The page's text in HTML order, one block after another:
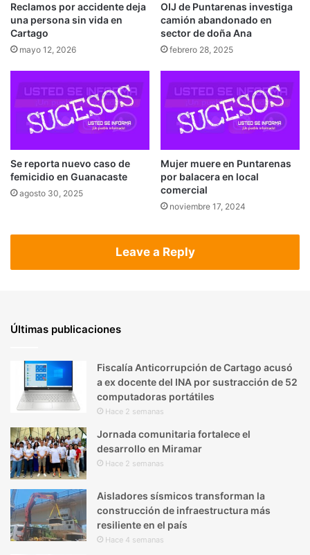
Reclamos por accidente deja
una persona sin vida en
Cartago
mayo 12, 2026
OIJ de Puntarenas investiga
camión abandonado en
sector de doña Ana
febrero 28, 2025
Se reporta nuevo caso de
femicidio en Guanacaste
agosto 30, 2025
Mujer muere en Puntarenas
por balacera en local
comercial
noviembre 17, 2024
Leave a Reply
Últimas publicaciones
Fiscalía Anticorrupción de Cartago acusó
a ex docente del INA por sustracción de 52
computadoras portátiles
Hace 2 semanas
Jornada comunitaria fortalece el
desarrollo en Miramar
Hace 2 semanas
Aisladores sísmicos transforman la
construcción de infraestructura más
resiliente en el país
Hace 4 semanas